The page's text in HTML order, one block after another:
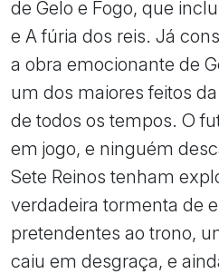
de Gelo e Fogo, que
e A fúria dos reis. Já
a obra emocionante de
um dos maiores feitos
de todos os tempos. O
em jogo, e ninguém
Sete Reinos tenham
verdadeira tormenta de
pretendentes ao trono,
caiu em desgraça, e